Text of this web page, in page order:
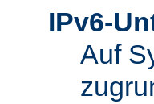
IPv6-
Auf